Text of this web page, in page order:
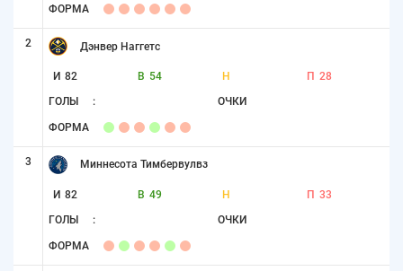
ФОРМА
2 Дэнвер Наггетс
И 82 В 54 Н П 28
ГОЛЫ : ОЧКИ
ФОРМА
3 Миннесота Тимбервулвз
И 82 В 49 Н П 33
ГОЛЫ : ОЧКИ
ФОРМА